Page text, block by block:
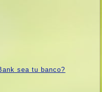
sea tu banco?